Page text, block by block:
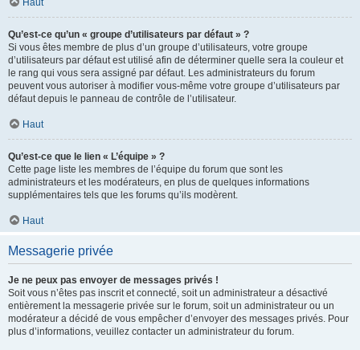
Haut
Qu’est-ce qu’un « groupe d’utilisateurs par défaut » ?
Si vous êtes membre de plus d’un groupe d’utilisateurs, votre groupe
d’utilisateurs par défaut est utilisé afin de déterminer quelle sera la couleur et
le rang qui vous sera assigné par défaut. Les administrateurs du forum
peuvent vous autoriser à modifier vous-même votre groupe d’utilisateurs par
défaut depuis le panneau de contrôle de l’utilisateur.
Haut
Qu’est-ce que le lien « L’équipe » ?
Cette page liste les membres de l’équipe du forum que sont les
administrateurs et les modérateurs, en plus de quelques informations
supplémentaires tels que les forums qu’ils modèrent.
Haut
Messagerie privée
Je ne peux pas envoyer de messages privés !
Soit vous n’êtes pas inscrit et connecté, soit un administrateur a désactivé
entièrement la messagerie privée sur le forum, soit un administrateur ou un
modérateur a décidé de vous empêcher d’envoyer des messages privés. Pour
plus d’informations, veuillez contacter un administrateur du forum.